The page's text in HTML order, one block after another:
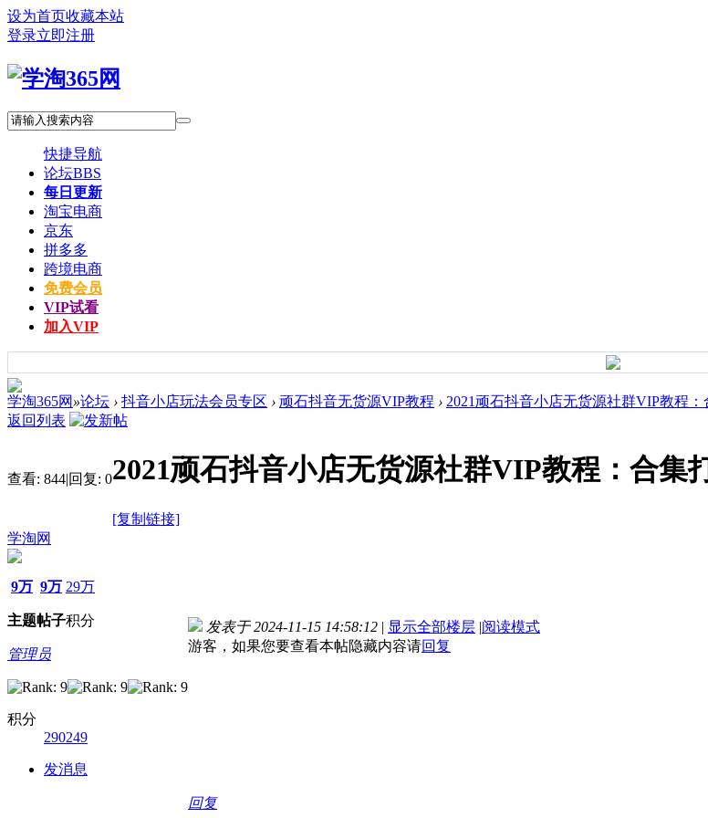
设为首页收藏本站
登录立即注册
快捷导航
论坛BBS
每日更新
淘宝电商
京东
拼多多
跨境电商
免费会员
VIP试看
加入VIP
学淘365网 »论坛 › 抖音小店玩法会员专区 › 顽石抖音无货源VIP教程 › 2021顽石抖音小店无货源社群VIP教程：
返回列表
查看: 844|回复: 02021顽石抖音小店无货源社群VIP教程：合集
[复制链接]
学淘网
9万
主题
9万
帖子
29万
积分
管理员
积分
290249
发消息
发表于 2024-11-15 14:58:12 | 显示全部楼层 |阅读模式
游客，如果您要查看本帖隐藏内容请回复
回复